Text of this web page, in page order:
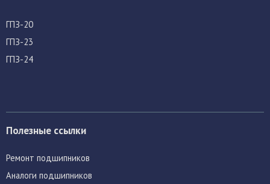
ГПЗ-20
ГПЗ-23
ГПЗ-24
Полезные ссылки
Ремонт подшипников
Аналоги подшипников